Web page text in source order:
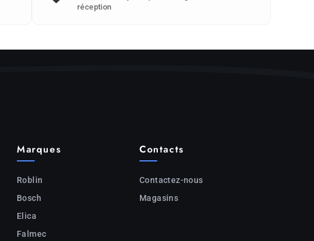
réception
Marques
Roblin
Bosch
Elica
Falmec
Contacts
Contactez-nous
Magasins